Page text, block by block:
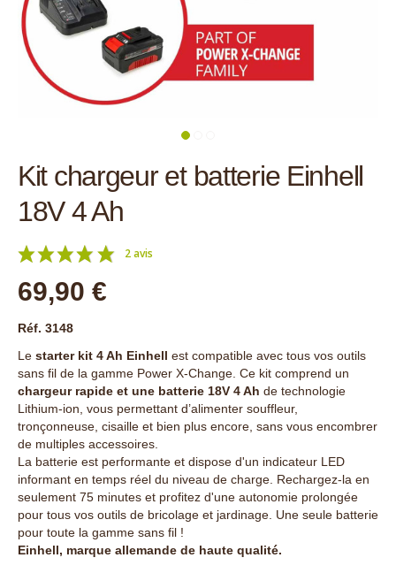
Kit chargeur et batterie Einhell
18V 4 Ah
2 avis
69,90 €
Réf. 3148
Le starter kit 4 Ah Einhell est compatible avec tous vos outils
sans fil de la gamme Power X-Change. Ce kit comprend un
chargeur rapide et une batterie 18V 4 Ah de technologie
Lithium-ion, vous permettant d’alimenter souffleur,
tronçonneuse, cisaille et bien plus encore, sans vous encombrer
de multiples accessoires.
La batterie est performante et dispose d'un indicateur LED
informant en temps réel du niveau de charge. Rechargez-la en
seulement 75 minutes et profitez d'une autonomie prolongée
pour tous vos outils de bricolage et jardinage. Une seule batterie
pour toute la gamme sans fil !
Einhell, marque allemande de haute qualité.